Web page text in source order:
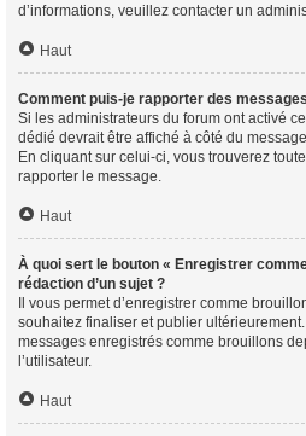
d’informations, veuillez contacter un
Haut
Comment puis-je rapporter des
Si les administrateurs du forum ont activé
dédié devrait être affiché à côté du
En cliquant sur celui-ci, vous trouverez
rapporter le message.
Haut
À quoi sert le bouton « Enregistrer
rédaction d’un sujet ?
Il vous permet d’enregistrer comme
souhaitez finaliser et publier
messages enregistrés comme brouillons
l’utilisateur.
Haut